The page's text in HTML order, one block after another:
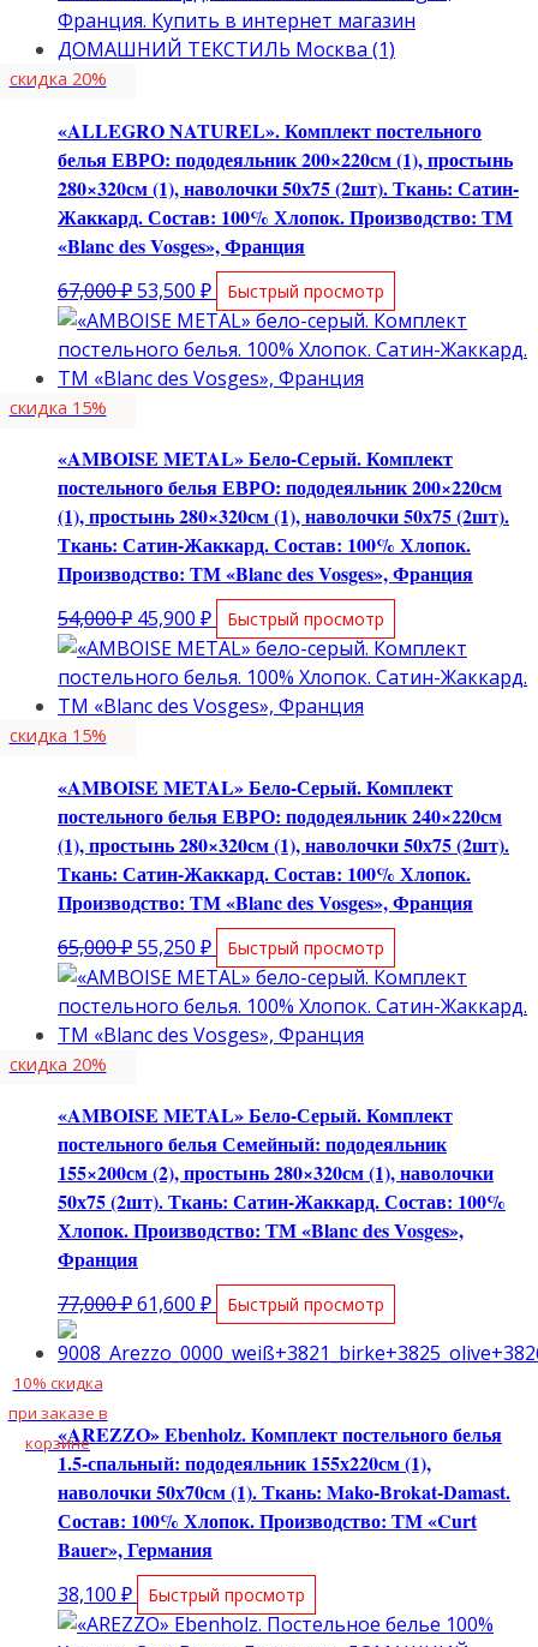
скидка 20%
«ALLEGRO NATUREL». Комплект постельного
белья ЕВРО: пододеяльник 200×220см (1), простынь
280×320см (1), наволочки 50х75 (2шт). Ткань: Сатин-
Жаккард. Состав: 100% Хлопок. Производство: ТМ
«Blanc des Vosges», Франция
67,000₽Первоначальная
цена
составляла
67,000 ₽.
53,500 ₽Текущая
цена:
53,500 ₽.
Быстрый просмотр
скидка 15%
«AMBOISE METAL» Бело-Серый. Комплект
постельного белья ЕВРО: пододеяльник 200×220см
(1), простынь 280×320см (1), наволочки 50х75 (2шт).
Ткань: Сатин-Жаккард. Состав: 100% Хлопок.
Производство: ТМ «Blanc des Vosges», Франция
54,000₽ Первоначальная
цена
составляла
54,000 ₽.
45,900 ₽Текущая
цена:
45,900 ₽.
Быстрый просмотр
скидка 15%
«AMBOISE METAL» Бело-Серый. Комплект
постельного белья ЕВРО: пододеяльник 240×220см
(1), простынь 280×320см (1), наволочки 50х75 (2шт).
Ткань: Сатин-Жаккард. Состав: 100% Хлопок.
Производство: ТМ «Blanc des Vosges», Франция
65,000₽Первоначальная
цена
составляла
65,000 ₽.
55,250 ₽Текущая
цена:
55,250 ₽.
Быстрый просмотр
скидка 20%
«AMBOISE METAL» Бело-Серый. Комплект
постельного белья Семейный: пододеяльник
155×200см (2), простынь 280×320см (1), наволочки
50х75 (2шт). Ткань: Сатин-Жаккард. Состав: 100%
Хлопок. Производство: ТМ «Blanc des Vosges»,
Франция
77,000₽Первоначальная
составляла
61,600 ₽Текущая
цена:
61,600 ₽.
Быстрый просмотр
10% скидка
при заказе в
корзине«AREZZO» Ebenholz. Комплект постельного белья
1.5-спальный: пододеяльник 155х220см (1),
наволочки 50х70см (1). Ткань: Mako-Brokat-Damast.
Состав: 100% Хлопок. Производство: ТМ «Curt
Bauer», Германия
38,100 ₽ Быстрый просмотр